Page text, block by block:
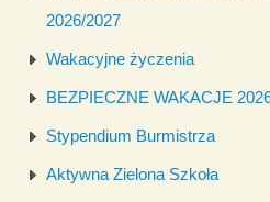
2026/2027
Wakacyjne życzenia
BEZPIECZNE WAKACJE
Stypendium Burmistrza
Aktywna Zielona Szkoła